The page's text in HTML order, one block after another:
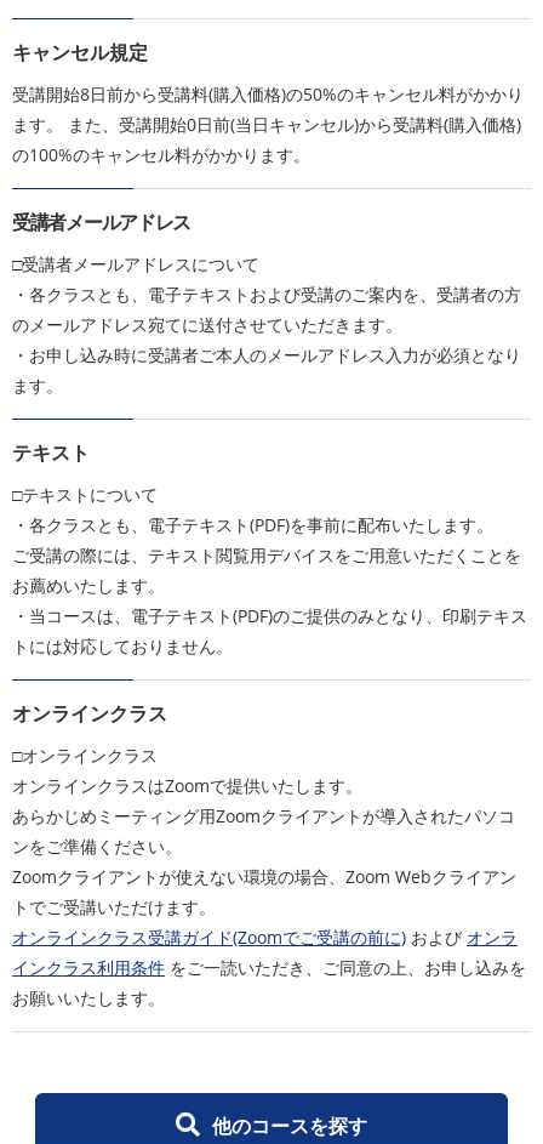
キャンセル規定
受講開始8日前から受講料(購入価格)の50%のキャンセル料がかかり
ます。 また、受講開始0日前(当日キャンセル)から受講料(購入価格)
の100%のキャンセル料がかかります。
受講者メールアドレス
□受講者メールアドレスについて
・各クラスとも、電子テキストおよび受講のご案内を、受講者の方
のメールアドレス宛てに送付させていただきます。
・お申し込み時に受講者ご本人のメールアドレス入力が必須となり
ます。
テキスト
□テキストについて
・各クラスとも、電子テキスト(PDF)を事前に配布いたします。
ご受講の際には、テキスト閲覧用デバイスをご用意いただくことを
お薦めいたします。
・当コースは、電子テキスト(PDF)のご提供のみとなり、印刷テキス
トには対応しておりません。
オンラインクラス
□オンラインクラス
オンラインクラスはZoomで提供いたします。
あらかじめミーティング用Zoomクライアントが導入されたパソコ
ンをご準備ください。
Zoomクライアントが使えない環境の場合、Zoom Webクライアン
トでご受講いただけます。
オンラインクラス受講ガイド(Zoomでご受講の前に) および オンラ
インクラス利用条件 をご一読いただき、ご同意の上、お申し込みを
お願いいたします。
他のコースを探す